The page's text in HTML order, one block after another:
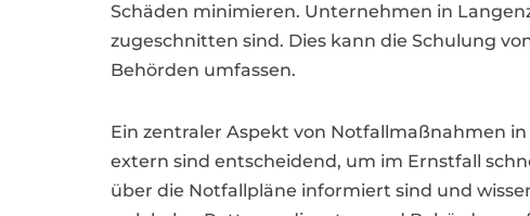
Schäden minimieren. Unternehmen in
zugeschnitten sind. Dies kann die Schulung
Behörden umfassen.
Ein zentraler Aspekt von Notfallmaßnahmen
extern sind entscheidend, um im Ernstfall
über die Notfallpläne informiert sind und